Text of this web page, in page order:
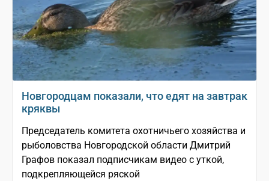
Новгородцам показали, что едят на завтрак
кряквы
Председатель комитета охотничьего хозяйства и
рыболовства Новгородской области Дмитрий
Графов показал подписчикам видео с уткой,
подкрепляющейся ряской